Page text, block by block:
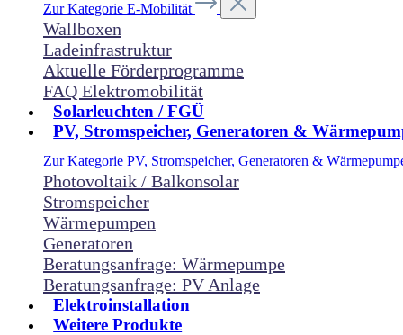
Zur Kategorie E-Mobilität
Wallboxen
Ladeinfrastruktur
Aktuelle Förderprogramme
FAQ Elektromobilität
Solarleuchten / FGÜ
PV, Stromspeicher, Generatoren &
Zur Kategorie PV, Stromspeicher, Generatoren &
Photovoltaik / Balkonsolar
Stromspeicher
Wärmepumpen
Generatoren
Beratungsanfrage: Wärmepumpe
Beratungsanfrage: PV Anlage
Elektroinstallation
Weitere Produkte